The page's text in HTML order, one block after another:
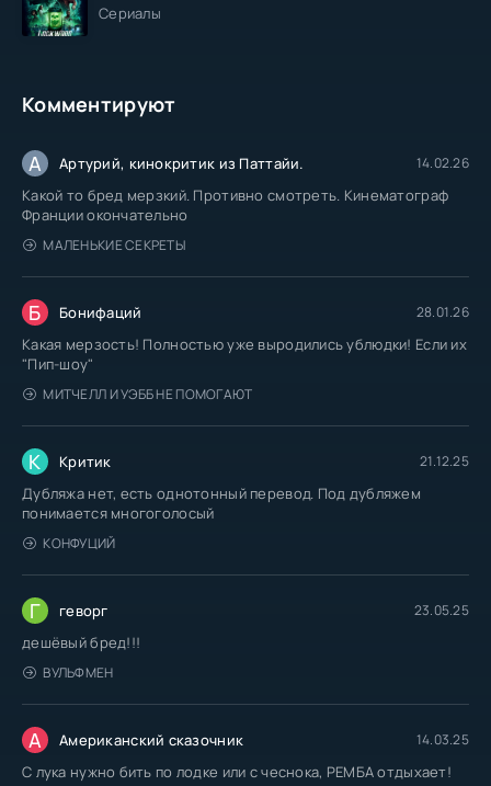
Сериалы
Комментируют
А Артурий, кинокритик из Паттайи. 14.02.26
Какой то бред мерзкий. Противно смотреть. Кинематограф
Франции окончательно
МАЛЕНЬКИЕ СЕКРЕТЫ
Б Бонифаций 28.01.26
Какая мерзость! Полностью уже выродились ублюдки! Если их
"Пип-шоу"
МИТЧЕЛЛ И УЭББ НЕ ПОМОГАЮТ
К Критик 21.12.25
Дубляжа нет, есть однотонный перевод. Под дубляжем
понимается многоголосый
КОНФУЦИЙ
Г геворг 23.05.25
дешёвый бред!!!
ВУЛЬФМЕН
А Американский сказочник 14.03.25
С лука нужно бить по лодке или с чеснока, РЕМБА отдыхает!